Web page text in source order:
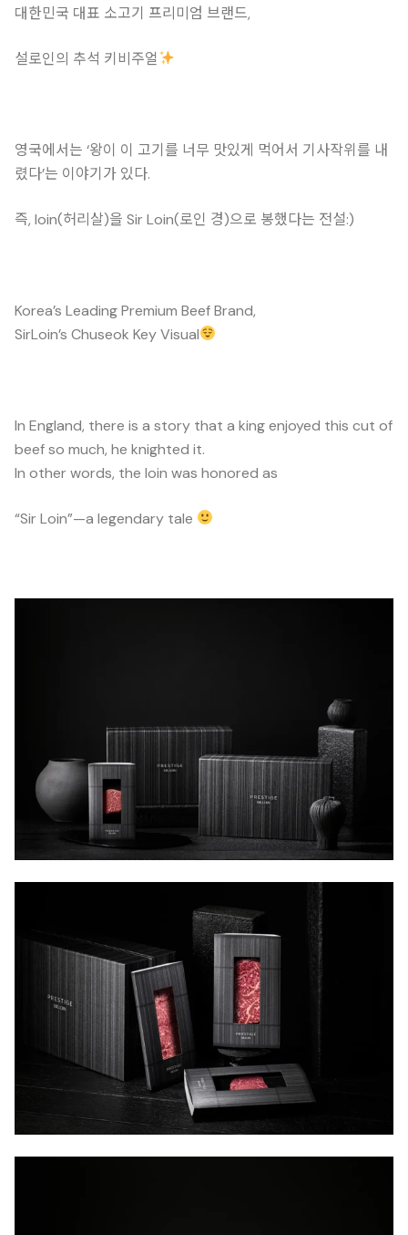
대한민국 대표 소고기 프리미엄 브랜드,
설로인의 추석 키비주얼
영국에서는 ‘왕이 이 고기를 너무 맛있게 먹어서 기사작위를 내
렸다’는 이야기가 있다.
즉, loin(허리살)을 Sir Loin(로인 경)으로 봉했다는 전설:)
Korea’s Leading Premium Beef Brand,
SirLoin’s Chuseok Key Visual
In England, there is a story that a king enjoyed this cut of
beef so much, he knighted it.
In other words, the loin was honored as
“Sir Loin”—a legendary tale